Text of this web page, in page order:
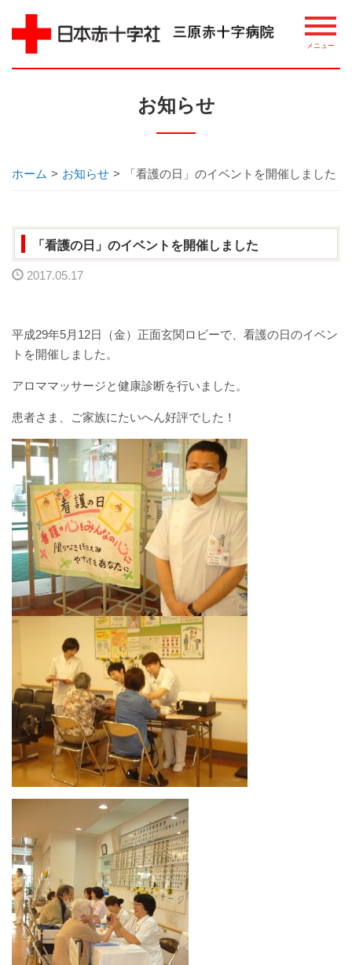
ごあいさつ
相談窓口
病院指標について
通院について
外来案内
外来診療担当表
休診情報
診療科一覧
人間ドック
院内の案内図
休日・夜間診療
入院について
入院のご案内
緩和ケア病床
地域包括ケア病棟
面会時間について
身体的拘束最小化のための方針
お知らせ
ホーム > お知らせ > 「看護の日」のイベントを開催しました
「看護の日」のイベントを開催しました
2017.05.17
平成29年5月12日（金）正面玄関ロビーで、看護の日のイベン
トを開催しました。
アロママッサージと健康診断を行いました。
患者さま、ご家族にたいへん好評でした！